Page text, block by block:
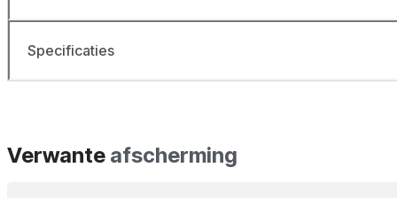
Specificaties
Verwante afscherming